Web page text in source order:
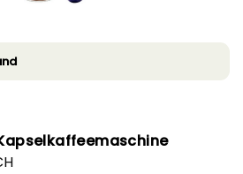
Kapselkaffeemaschine